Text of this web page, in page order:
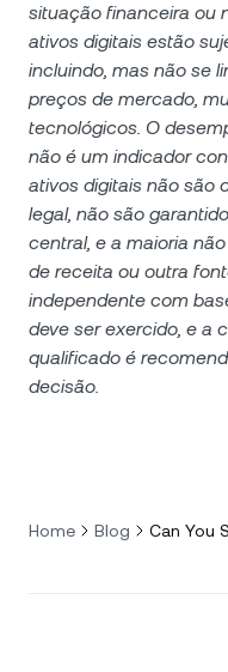
situação financeira ou
ativos digitais estão
incluindo, mas não se
preços de mercado,
tecnológicos. O
não é um indicador
ativos digitais não são
legal, não são
central, e a maioria
de receita ou outra
independente com
deve ser exercido, e a
qualificado é
decisão.
Home Blog Can You